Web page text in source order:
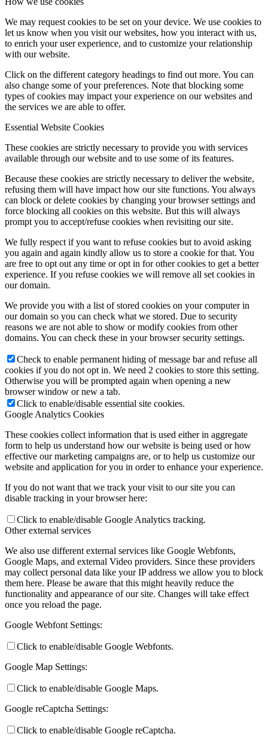
We may request cookies to be set on your device. We use cookies to
let us know when you visit our websites, how you interact with us,
to enrich your user experience, and to customize your relationship
with our website.
Click on the different category headings to find out more. You can
also change some of your preferences. Note that blocking some
types of cookies may impact your experience on our websites and
the services we are able to offer.
Essential Website Cookies
These cookies are strictly necessary to provide you with services
available through our website and to use some of its features.
Because these cookies are strictly necessary to deliver the website,
refusing them will have impact how our site functions. You always
can block or delete cookies by changing your browser settings and
force blocking all cookies on this website. But this will always
prompt you to accept/refuse cookies when revisiting our site.
We fully respect if you want to refuse cookies but to avoid asking
you again and again kindly allow us to store a cookie for that. You
are free to opt out any time or opt in for other cookies to get a better
experience. If you refuse cookies we will remove all set cookies in
our domain.
We provide you with a list of stored cookies on your computer in
our domain so you can check what we stored. Due to security
reasons we are not able to show or modify cookies from other
domains. You can check these in your browser security settings.
Check to enable permanent hiding of message bar and refuse all
cookies if you do not opt in. We need 2 cookies to store this setting.
Otherwise you will be prompted again when opening a new
browser window or new a tab.
Click to enable/disable essential site cookies.
Google Analytics Cookies
These cookies collect information that is used either in aggregate
form to help us understand how our website is being used or how
effective our marketing campaigns are, or to help us customize our
website and application for you in order to enhance your experience.
If you do not want that we track your visit to our site you can
disable tracking in your browser here:
Click to enable/disable Google Analytics tracking.
Other external services
We also use different external services like Google Webfonts,
Google Maps, and external Video providers. Since these providers
may collect personal data like your IP address we allow you to block
them here. Please be aware that this might heavily reduce the
functionality and appearance of our site. Changes will take effect
once you reload the page.
Google Webfont Settings:
Click to enable/disable Google Webfonts.
Google Map Settings:
Click to enable/disable Google Maps.
Google reCaptcha Settings:
Click to enable/disable Google reCaptcha.